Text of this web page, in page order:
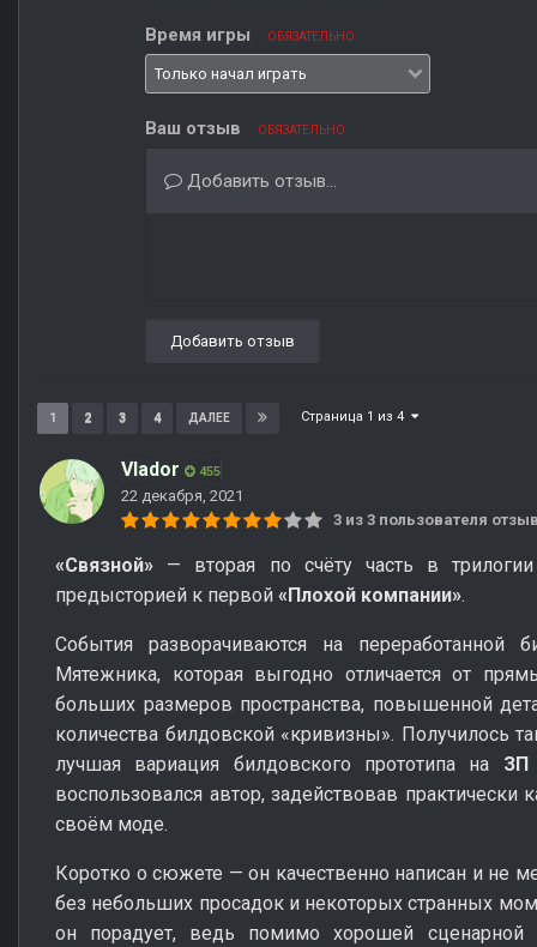
Время игры ОБЯЗАТЕЛЬНО
Ваш отзыв ОБЯЗАТЕЛЬНО
Добавить отзыв...
Добавить отзыв
1 2 3 4 ДАЛЕЕ Страница 1 из 4
Vlador 455
22 декабря, 2021
3 из 3 пользователя
«Связной» — вторая по счёту часть в
предысторией к первой «Плохой компании».
События разворачиваются на переработанной
Мятежника, которая выгодно отличается от
больших размеров пространства, повышенной
количества билдовской «кривизны». Получилось
лучшая вариация билдовского прототипа на ЗП
воспользовался автор, задействовав
своём моде.
Коротко о сюжете — он качественно написан и не
без небольших просадок и некоторых странных
он порадует, ведь помимо хорошей сценарной